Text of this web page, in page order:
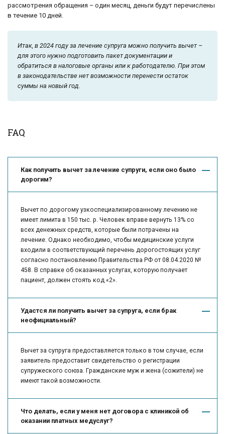
рассмотрения обращения – один месяц, деньги будут перечислены
в течение 10 дней.
Итак, в 2024 году за лечение супруга можно получить вычет –
для этого нужно подготовить пакет документации и
обратиться в налоговые органы или к работодателю. При этом
в законодательстве нет возможности перенести остаток
суммы на новый год.
FAQ
Как получить вычет за лечение супруги, если оно было
дорогим?
Вычет по дорогому узкоспециализированному лечению не
имеет лимита в 150 тыс. р. Человек вправе вернуть 13% со
всех денежных средств, которые были потрачены на
лечение. Однако необходимо, чтобы медицинские услуги
входили в соответствующий перечень дорогостоящих услуг
согласно постановлению Правительства РФ от 08.04.2020 №
458. В справке об оказанных услугах, которую получает
пациент, должен стоять код «2».
Удастся ли получить вычет за супруга, если брак
неофициальный?
Вычет за супруга предоставляется только в том случае, если
заявитель предоставит свидетельство о регистрации
супружеского союза. Гражданские муж и жена (сожители) не
имеют такой возможности.
Что делать, если у меня нет договора с клиникой об
оказании платных медуслуг?